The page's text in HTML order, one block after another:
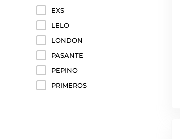
EXS
LELO
LONDON
PASANTE
PEPINO
PRIMEROS